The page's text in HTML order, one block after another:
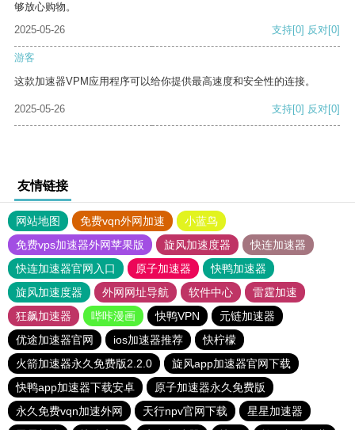
够放心购物。
2025-05-26
支持[0] 反对[0]
游客
这款加速器VPM应用程序可以给你提供最高速度和安全性的连接。
2025-05-26 支持[0] 反对[0]
友情链接
网站地图 免费vqn外网加速
小蓝鸟
免费vps加速器外网苹果版
旋风加速度器
快连加速器
快连加速器官网入口
原子加速器
快鸭加速器
旋风加速度器
外网网址导航 软件中心
雷霆加速
狂飙加速器
哔咔漫画 快鸭VPN
元链加速器
优途加速器官网
ios加速器推荐
快柠檬
火箭加速器永久免费版2.2.0
旋风app加速器官网下载
快鸭app加速器下载安卓
原子加速器永久免费版
永久免费vqn加速外网
天行npv官网下载
星星加速器